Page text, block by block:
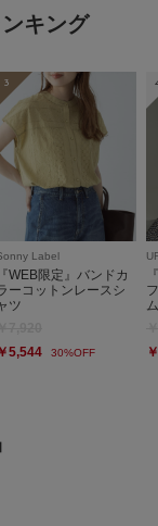
キング
3
Label
『WEB限定』バンドカ
ーコットンレースシ
ツ
￥5,544
30%OFF